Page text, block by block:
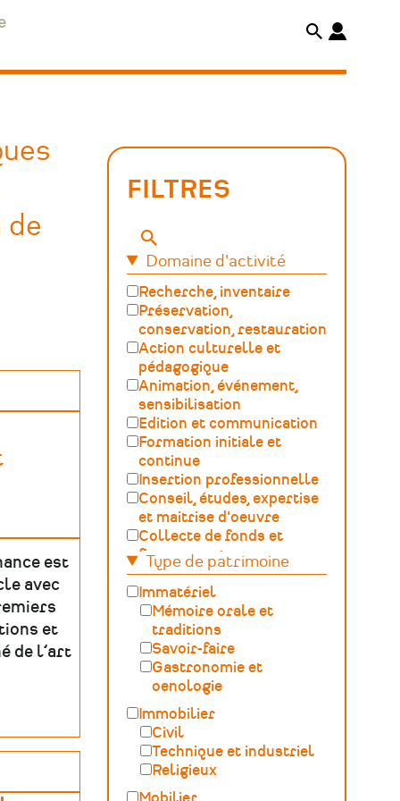
de
est
avec
et
de l’art
FILTRES
Mots-
clésDomaine d'activité
Recherche, inventaire
Préservation,
conservation, restauration
Action culturelle et
pédagogique
Animation, événement,
sensibilisation
Edition et communication
Formation initiale et
continue
Insertion professionnelle
Conseil, études, expertise
et maitrise d'oeuvre
Collecte de fonds et
financement
Gestion, développement,
ingénierie culturelle
Fédération – Syndicat
professionnel
Sciences du Patrimoine
(GOSP)
Archives /
Documentation
Conservation du
patrimoine et
archéologie
Humanités numériques
Type de patrimoine
Immatériel
Mémoire orale et
traditions
Savoir-faire
Gastronomie et
oenologie
Immobilier
Civil
Technique et industriel
Religieux